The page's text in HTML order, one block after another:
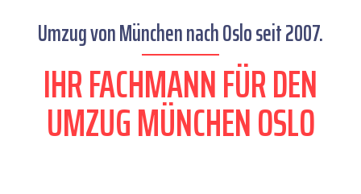
Umzug von München nach Oslo seit 2007.
IHR FACHMANN FÜR DEN
UMZUG MÜNCHEN OSLO